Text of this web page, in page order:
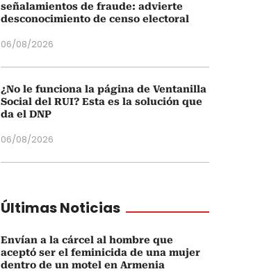
señalamientos de fraude: advierte
desconocimiento de censo electoral
06/08/2026
¿No le funciona la página de Ventanilla
Social del RUI? Esta es la solución que
da el DNP
06/08/2026
Últimas Noticias
Envían a la cárcel al hombre que
aceptó ser el feminicida de una mujer
dentro de un motel en Armenia